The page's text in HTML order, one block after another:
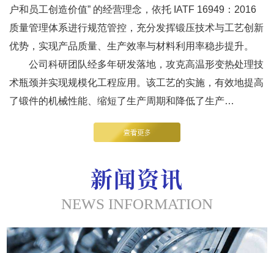
户和员工创造价值” 的经营理念，依托 IATF 16949：2016
质量管理体系进行规范管控，充分发挥锻压技术与工艺创新
优势，实现产品质量、生产效率与材料利用率稳步提升。
公司科研团队经多年研发落地，攻克高温形变热处理技
术瓶颈并实现规模化工程应用。该工艺的实施，有效地提高
了锻件的机械性能、缩短了生产周期和降低了生产…
新闻资讯
NEWS INFORMATION